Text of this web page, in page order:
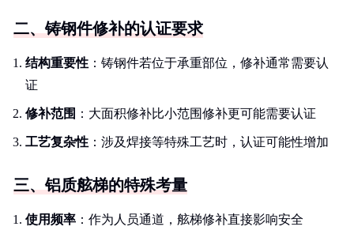
二、铸钢件修补的认证要求
结构重要性 ：铸钢件若位于承重部位，修补通常需要认
证
修补范围 ：大面积修补比小范围修补更可能需要认证
工艺复杂性 ：涉及焊接等特殊工艺时，认证可能性增加
三、铝质舷梯的特殊考量
使用频率 ：作为人员通道，舷梯修补直接影响安全